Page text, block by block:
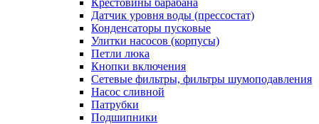
Крестовины барабана
Датчик уровня воды (прессостат)
Конденсаторы пусковые
Улитки насосов (корпусы)
Петли люка
Кнопки включения
Сетевые фильтры, фильтры шумоподавления
Насос сливной
Патрубки
Подшипники